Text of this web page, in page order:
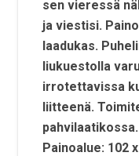
sen vieressä
ja viestisi.
laadukas.
liukuestolla
irrotettavissa
liitteenä.
Painoalue: 102